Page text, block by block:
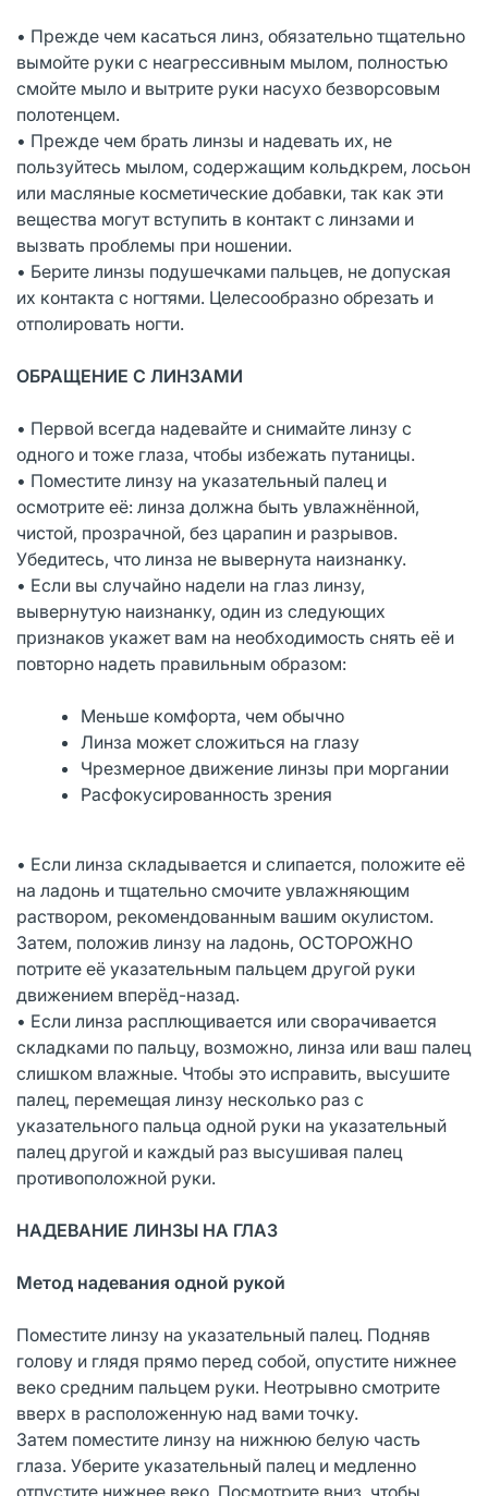
• Прежде чем касаться линз, обязательно тщательно
вымойте руки с неагрессивным мылом, полностью
смойте мыло и вытрите руки насухо безворсовым
полотенцем.
• Прежде чем брать линзы и надевать их, не
пользуйтесь мылом, содержащим кольдкрем, лосьон
или масляные косметические добавки, так как эти
вещества могут вступить в контакт с линзами и
вызвать проблемы при ношении.
• Берите линзы подушечками пальцев, не допуская
их контакта с ногтями. Целесообразно обрезать и
отполировать ногти.
ОБРАЩЕНИЕ С ЛИНЗАМИ
• Первой всегда надевайте и снимайте линзу с
одного и тоже глаза, чтобы избежать путаницы.
• Поместите линзу на указательный палец и
осмотрите её: линза должна быть увлажнённой,
чистой, прозрачной, без царапин и разрывов.
Убедитесь, что линза не вывернута наизнанку.
• Если вы случайно надели на глаз линзу,
вывернутую наизнанку, один из следующих
признаков укажет вам на необходимость снять её и
повторно надеть правильным образом:
Меньше комфорта, чем обычно
Линза может сложиться на глазу
Чрезмерное движение линзы при моргании
Расфокусированность зрения
• Если линза складывается и слипается, положите её
на ладонь и тщательно смочите увлажняющим
раствором, рекомендованным вашим окулистом.
Затем, положив линзу на ладонь, ОСТОРОЖНО
потрите её указательным пальцем другой руки
движением вперёд-назад.
• Если линза расплющивается или сворачивается
складками по пальцу, возможно, линза или ваш палец
слишком влажные. Чтобы это исправить, высушите
палец, перемещая линзу несколько раз с
указательного пальца одной руки на указательный
палец другой и каждый раз высушивая палец
противоположной руки.
НАДЕВАНИЕ ЛИНЗЫ НА ГЛАЗ
Метод надевания одной рукой
Поместите линзу на указательный палец. Подняв
голову и глядя прямо перед собой, опустите нижнее
веко средним пальцем руки. Неотрывно смотрите
вверх в расположенную над вами точку.
Затем поместите линзу на нижнюю белую часть
глаза. Уберите указательный палец и медленно
отпустите нижнее веко. Посмотрите вниз, чтобы